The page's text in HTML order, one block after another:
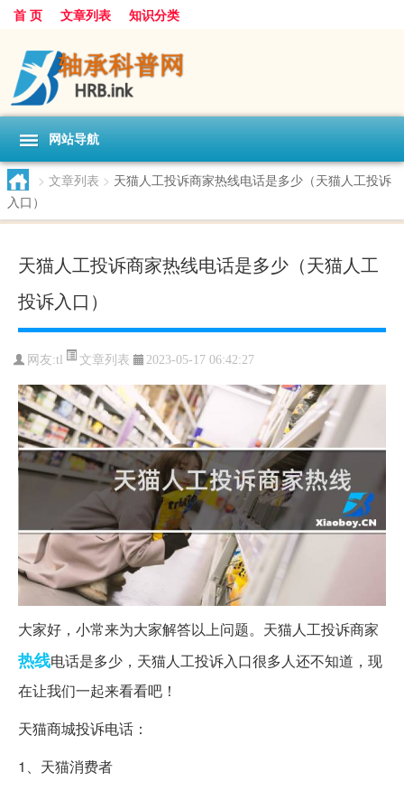
首 页 文章列表 知识分类
网站导航
> 文章列表 > 天猫人工投诉商家热线电话是多少（天猫人工投诉
入口）
天猫人工投诉商家热线电话是多少（天猫人工
投诉入口）
网友:tl 文章列表 2023-05-17 06:42:27
大家好，小常来为大家解答以上问题。天猫人工投诉商家
热线电话是多少，天猫人工投诉入口很多人还不知道，现
在让我们一起来看看吧！
天猫商城投诉电话：
1、天猫消费者